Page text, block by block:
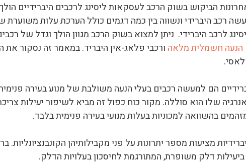
הביקוש בשוק הרכב לעסקאות ליסינג לרכבים היברידיים
רכב היברידי ונשווה בין כמה דגמים כולל הערכת עלות
לרכב היברידי. ניתן למצוא בשוק הרכב מגוון הולך וגדל של
הנעה חשמלית מלאה ורכבי פלאג-אין היבריד. במאמר זה נסקור את
הם למעשה רכבים בעלי הנעה משולבת של מנוע בעירה
שלו הוא סוללה. מקור כוח כפול זה מביא לשיפור יעילות
בהשוואה למכוניות בעלות מנועי בעירה פנימית בלבד.
מציעות מספר יתרונות על פני מקבילותיהן
דלק משופרת, המתורגמת לחיסכון בעלויות הדלק.